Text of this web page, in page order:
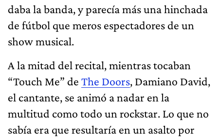
daba la banda, y parecía más una hinchada
de fútbol que meros espectadores de un
show musical.
A la mitad del recital, mientras tocaban
“Touch Me” de The Doors, Damiano David,
el cantante, se animó a nadar en la
multitud como todo un rockstar. Lo que no
sabía era que resultaría en un asalto por